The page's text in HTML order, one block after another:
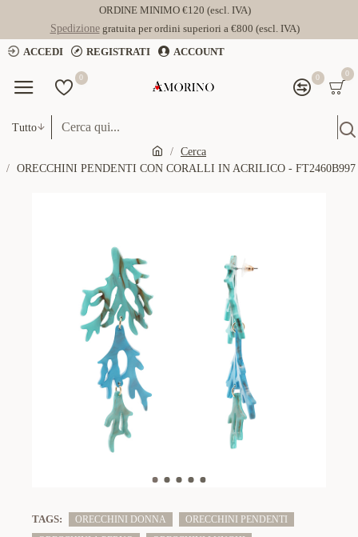
ORDINE MINIMO €120 (escl. IVA)
Spedizionegratuita per ordini superiori a €800 (escl. IVA)
ACCEDI
REGISTRATI ACCOUNT
0 0 0
Tutto
Cerca
ORECCHINI PENDENTI CON CORALLI IN ACRILICO - FT2460B997
TAGS: ORECCHINI DONNA
ORECCHINI PENDENTI